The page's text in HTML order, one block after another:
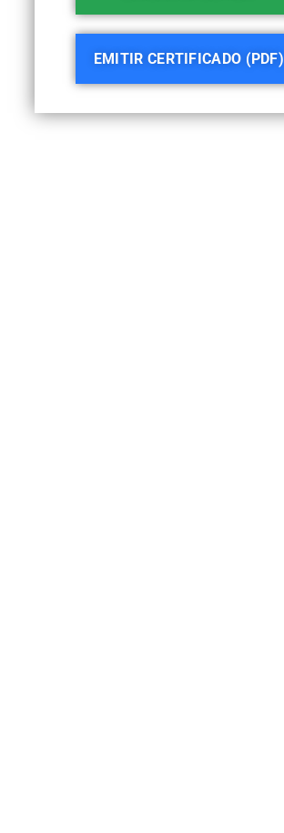
EMITIR CERTIFICADO (PDF)